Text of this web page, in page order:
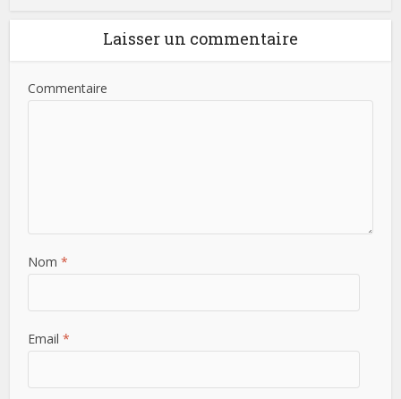
Laisser un commentaire
Commentaire
Nom *
Email *